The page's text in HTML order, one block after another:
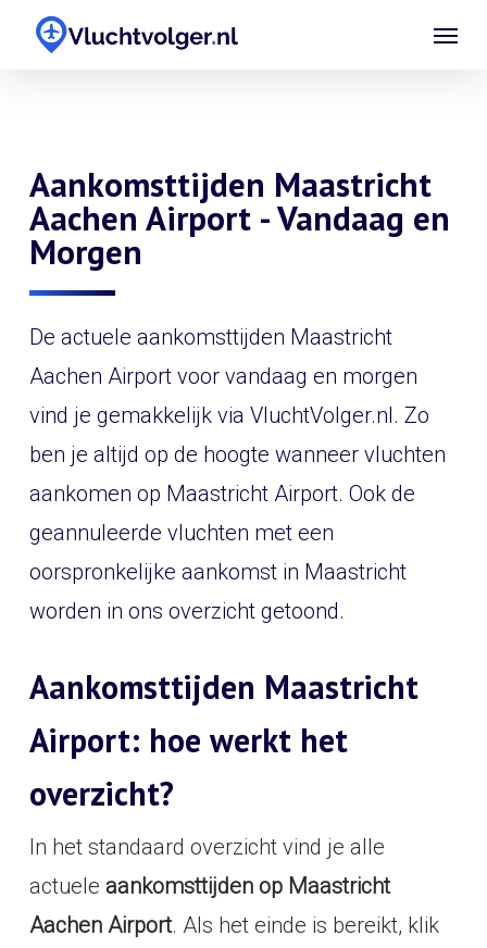
Skip
Aankomsttijden Maastricht
Aachen Airport - Vandaag en
Morgen
De actuele aankomsttijden Maastricht
Aachen Airport voor vandaag en morgen
vind je gemakkelijk via VluchtVolger.nl. Zo
ben je altijd op de hoogte wanneer vluchten
aankomen op Maastricht Airport. Ook de
geannuleerde vluchten met een
oorspronkelijke aankomst in Maastricht
worden in ons overzicht getoond.
Aankomsttijden Maastricht
Airport: hoe werkt het
overzicht?
In het standaard overzicht vind je alle
actuele aankomsttijden op Maastricht
Aachen Airport. Als het einde is bereikt, klik